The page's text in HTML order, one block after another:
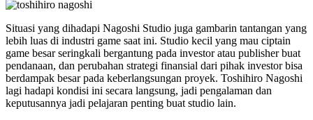
Situasi yang dihadapi Nagoshi Studio juga gambarin tantangan yang
lebih luas di industri game saat ini. Studio kecil yang mau ciptain
game besar seringkali bergantung pada investor atau publisher buat
pendanaan, dan perubahan strategi finansial dari pihak investor bisa
berdampak besar pada keberlangsungan proyek. Toshihiro Nagoshi
lagi hadapi kondisi ini secara langsung, jadi pengalaman dan
keputusannya jadi pelajaran penting buat studio lain.